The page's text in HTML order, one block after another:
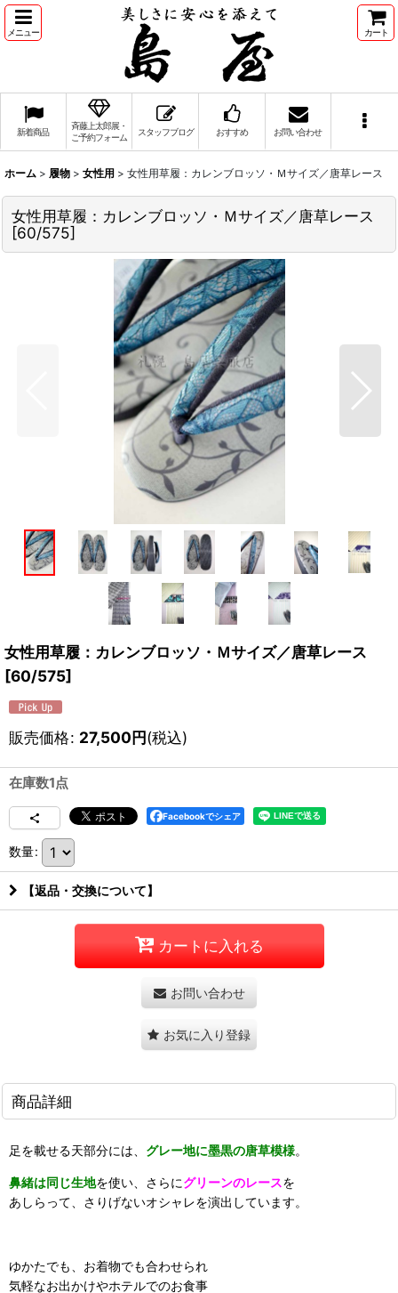
メニュー カート
新着商品
斉藤上太郎展・
ご予約フォーム
スタッフブログ おすすめ お問い合わせ
ホーム > 履物 > 女性用 > 女性用草履：カレンブロッソ・Ｍサイズ／唐草レース
女性用草履：カレンブロッソ・Ｍサイズ／唐草レース
[60/575]
女性用草履：カレンブロッソ・Ｍサイズ／唐草レース
[60/575]
販売価格: 27,500円(税込)
在庫数1点
Facebookでシェア
数量:
【返品・交換について】
カートに入れる
お問い合わせ
お気に入り登録
商品詳細
足を載せる天部分には、 グレー地に墨黒の唐草模様。
鼻緒は同じ生地を使い、さらにグリーンのレースを
あしらって、さりげないオシャレを演出しています。
ゆかたでも、お着物でも合わせられ
気軽なお出かけやホテルでのお食事